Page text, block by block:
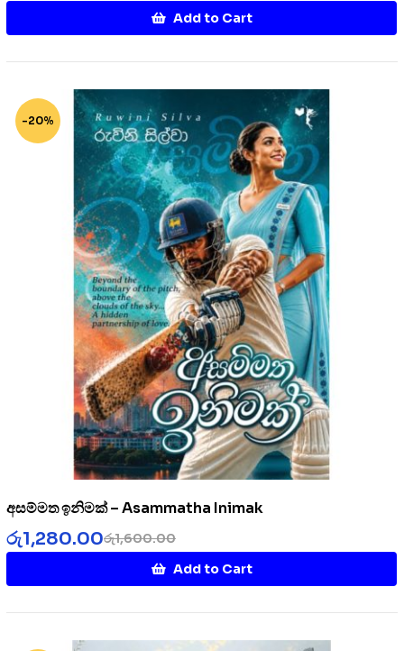
Add to Cart
-20%
අසම්මත ඉනිමක් – Asammatha Inimak
රු1,600.00
රු1,280.00
Add to Cart